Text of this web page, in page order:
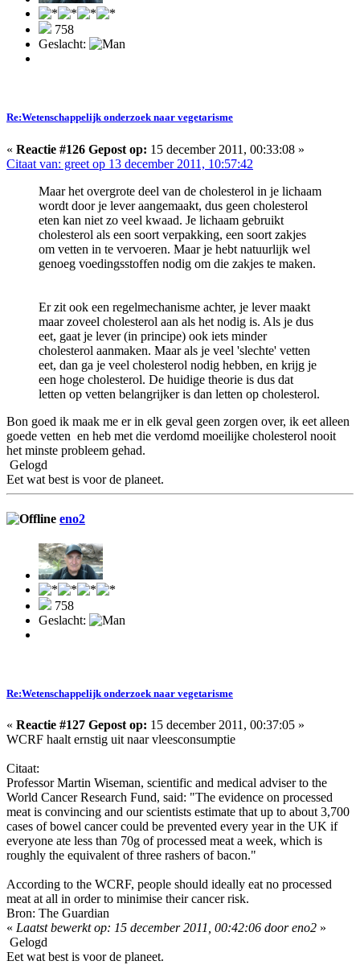
758
Geslacht:
Re:Wetenschappelijk onderzoek naar vegetarisme
« Reactie #126 Gepost op: 15 december 2011, 00:33:08 »
Citaat van: greet op 13 december 2011, 10:57:42
Maar het overgrote deel van de cholesterol in je lichaam
wordt door je lever aangemaakt, dus geen cholesterol
eten kan niet zo veel kwaad. Je lichaam gebruikt
cholesterol als een soort verpakking, een soort zakjes
om vetten in te vervoeren. Maar je hebt natuurlijk wel
genoeg voedingsstoffen nodig om die zakjes te maken.
Er zit ook een regelmechanisme achter, je lever maakt
maar zoveel cholesterol aan als het nodig is. Als je dus
eet, gaat je lever (in principe) ook iets minder
cholesterol aanmaken. Maar als je veel 'slechte' vetten
eet, dan ga je veel cholesterol nodig hebben, en krijg je
een hoge cholesterol. De huidige theorie is dus dat
letten op vetten belangrijker is dan letten op cholesterol.
Bon goed ik maak me er in elk geval geen zorgen over, ik eet alleen
goede vetten en heb met die verdomd moeilijke cholesterol nooit
het minste probleem gehad.
Gelogd
Eet wat best is voor de planeet.
eno2
758
Geslacht:
Re:Wetenschappelijk onderzoek naar vegetarisme
« Reactie #127 Gepost op: 15 december 2011, 00:37:05 »
WCRF haalt ernstig uit naar vleesconsumptie
Citaat:
Professor Martin Wiseman, scientific and medical adviser to the
World Cancer Research Fund, said: "The evidence on processed
meat is convincing and our scientists estimate that up to about 3,700
cases of bowel cancer could be prevented every year in the UK if
everyone ate less than 70g of processed meat a week, which is
roughly the equivalent of three rashers of bacon."
According to the WCRF, people should ideally eat no processed
meat at all in order to minimise their cancer risk.
Bron: The Guardian
« Laatst bewerkt op: 15 december 2011, 00:42:06 door eno2 »
Gelogd
Eet wat best is voor de planeet.